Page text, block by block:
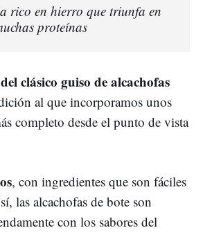
rico en hierro que triunfa en
proteínas
clásico guiso de alcachofas
al que incorporamos unos
completo desde el punto de vista
, con ingredientes que son fáciles
las alcachofas de bote son
con los sabores del